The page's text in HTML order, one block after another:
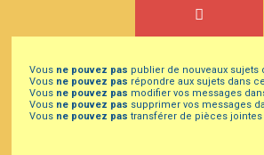
Vous ne pouvez pas publier de nouveaux sujets
Vous ne pouvez pas répondre aux sujets dans
Vous ne pouvez pas modifier vos messages
Vous ne pouvez pas supprimer vos messages
Vous ne pouvez pas transférer de pièces